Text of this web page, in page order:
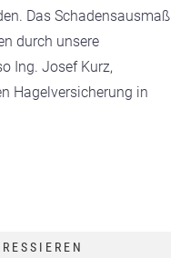
Das Schadensausmaß
durch unsere
Ing. Josef Kurz,
Hagelversicherung in